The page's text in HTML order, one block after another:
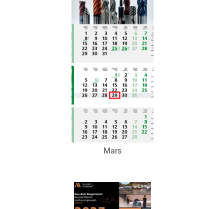
Zum Merkzettel hinzufügen
Mars
Art.-Nr.: K53067
Verfügbar